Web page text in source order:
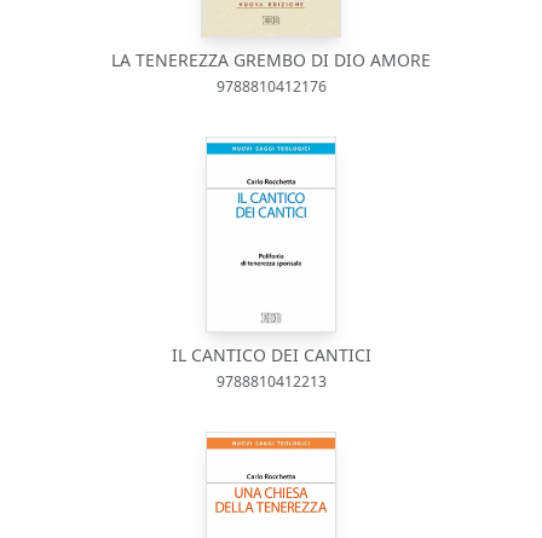
LA TENEREZZA GREMBO DI DIO AMORE
9788810412176
IL CANTICO DEI CANTICI
9788810412213